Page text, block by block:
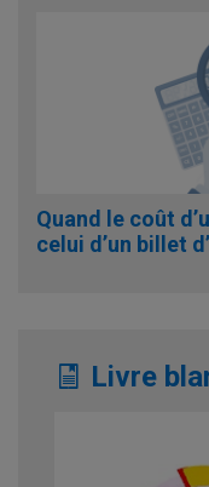
Quand le coût
celui d’un billet
Livre